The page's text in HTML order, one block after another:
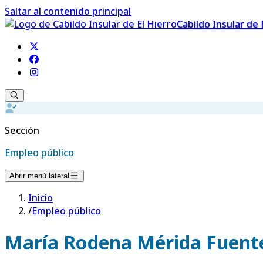
Saltar al contenido principal
Cabildo Insular de
Sección
Empleo público
Abrir menú lateral
Inicio
/Empleo público
María Rodena Mérida